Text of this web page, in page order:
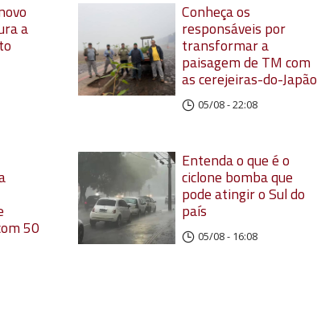
a
Conheça os
responsáveis por
transformar a
paisagem de TM com
as cerejeiras-do-Japão
05/08 - 22:08
50
Entenda o que é o
ciclone bomba que
pode atingir o Sul do
país
05/08 - 16:08